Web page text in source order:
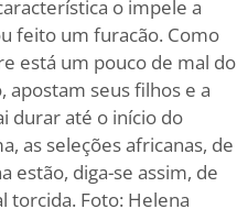
o impele a
feito um furacão. Como
está um pouco de mal do
apostam seus filhos e a
durar até o início do
as seleções africanas, de
estão, diga-se assim, de
torcida. Foto: Helena